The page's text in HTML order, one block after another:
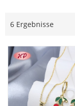
6 Ergebnisse